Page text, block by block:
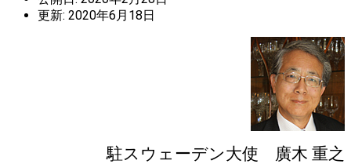
更新: 2020年6月18日
駐スウェーデン大使 廣木 重之